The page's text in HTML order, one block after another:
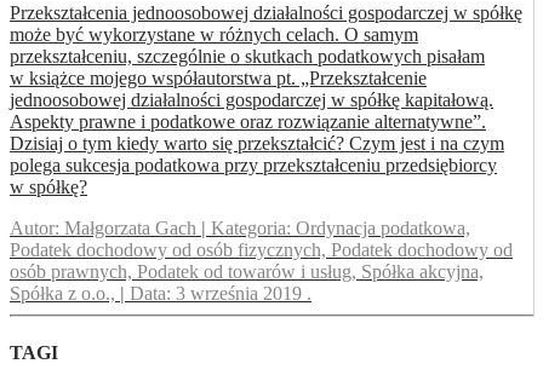
Przekształcenia jednoosobowej działalności gospodarczej w spółkę
może być wykorzystane w różnych celach. O samym
przekształceniu, szczególnie o skutkach podatkowych pisałam
w książce mojego współautorstwa pt. „Przekształcenie
jednoosobowej działalności gospodarczej w spółkę kapitałową.
Aspekty prawne i podatkowe oraz rozwiązanie alternatywne”.
Dzisiaj o tym kiedy warto się przekształcić? Czym jest i na czym
polega sukcesja podatkowa przy przekształceniu przedsiębiorcy
w spółkę?
Autor: Małgorzata Gach | Kategoria: Ordynacja podatkowa,
Podatek dochodowy od osób fizycznych, Podatek dochodowy od
osób prawnych, Podatek od towarów i usług, Spółka akcyjna,
Spółka z o.o., | Data: 3 września 2019 .
TAGI